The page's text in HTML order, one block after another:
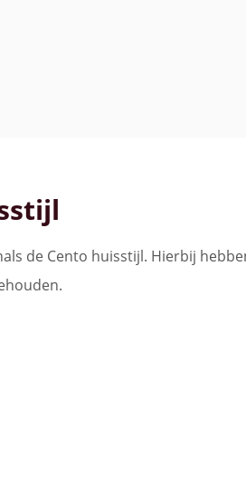
de Cento huisstijl. Hierbij